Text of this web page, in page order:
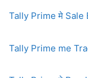
Tally Prime मे
Tally Prime me